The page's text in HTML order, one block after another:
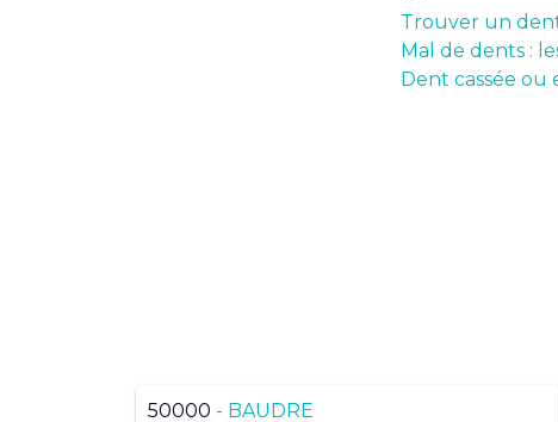
Trouver un
Mal de dents :
Dent cassée ou
50000 - BAUDRE